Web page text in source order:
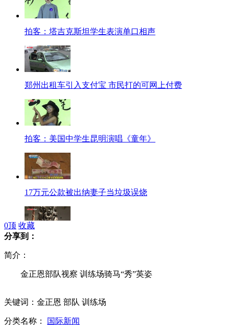
拍客：塔吉克斯坦学生表演单口相声
郑州出租车引入支付宝 市民打的可网上付费
拍客：美国中学生昆明演唱《童年》
17万元公款被出纳妻子当垃圾误烧
车模改走高雅路线 车展拒成"胸展"
0顶 收藏
分享到：
简介：
金正恩部队视察 训练场骑马“秀”英姿
关键词：金正恩 部队 训练场
分类名称： 国际新闻